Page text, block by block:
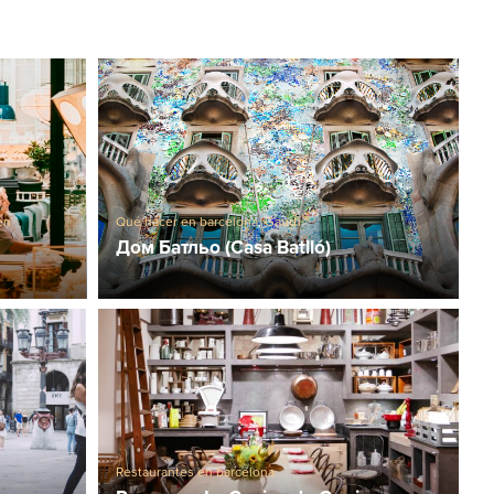
en
Qué hacer en barcelona,Gaudí
Дом Батльо (Casa Batlló)
Restaurantes en barcelona